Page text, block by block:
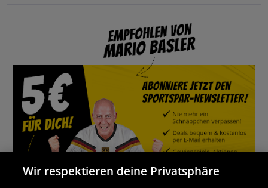
Wir respektieren deine Privatsphäre